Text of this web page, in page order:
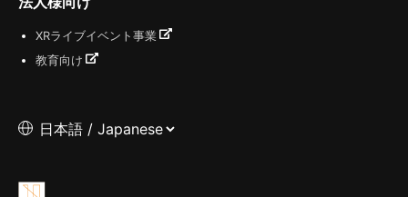
XRライブイベント事業
教育向け